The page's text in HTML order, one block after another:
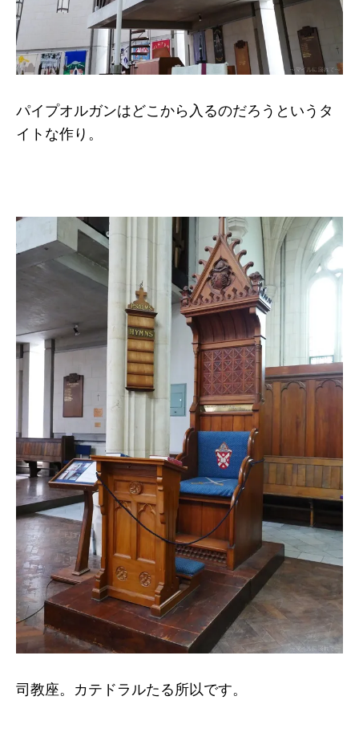
パイプオルガンはどこから入るのだろうというタ
イトな作り。
司教座。カテドラルたる所以です。